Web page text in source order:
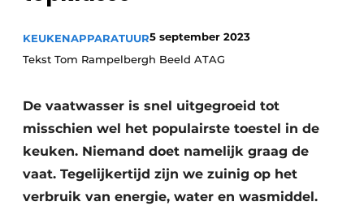
Vacature aanmelden
Video’s
KEUKENAPPARATUUR5 september 2023
Tekst Tom Rampelbergh Beeld ATAG
De vaatwasser is snel uitgegroeid tot
misschien wel het populairste toestel in de
keuken. Niemand doet namelijk graag de
vaat. Tegelijkertijd zijn we zuinig op het
verbruik van energie, water en wasmiddel.